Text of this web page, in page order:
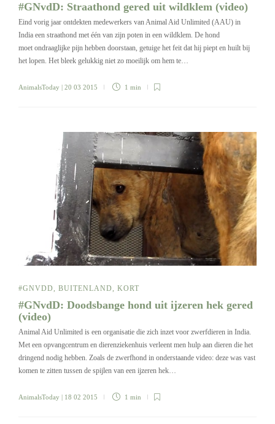
#GNvdD: Straathond gered uit wildklem (video)
Eind vorig jaar ontdekten medewerkers van Animal Aid Unlimited (AAU) in
India een straathond met één van zijn poten in een wildklem. De hond
moet ondraaglijke pijn hebben doorstaan, getuige het feit dat hij piept en huilt bij
het lopen. Het bleek gelukkig niet zo moeilijk om hem te…
AnimalsToday | 20 03 2015 1 min
#GNVDD, BUITENLAND, KORT
#GNvdD: Doodsbange hond uit ijzeren hek gered
(video)
Animal Aid Unlimited is een organisatie die zich inzet voor zwerfdieren in India.
Met een opvangcentrum en dierenziekenhuis verleent men hulp aan dieren die het
dringend nodig hebben. Zoals de zwerfhond in onderstaande video: deze was vast
komen te zitten tussen de spijlen van een ijzeren hek…
AnimalsToday | 18 02 2015 1 min